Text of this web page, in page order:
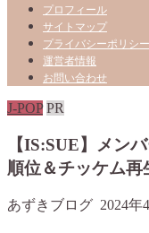
プロフィール
サイトマップ
プライバシーポリシー
運営者情報
お問い合わせ
J-POP PR
【IS:SUE】メン
順位＆チッケム再
あずきブログ 2024年